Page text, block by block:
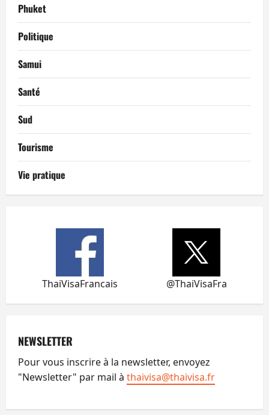
Phuket
Politique
Samui
Santé
Sud
Tourisme
Vie pratique
ThaiVisaFrancais @ThaiVisaFra
NEWSLETTER
Pour vous inscrire à la newsletter, envoyez
"Newsletter" par mail à thaivisa@thaivisa.fr